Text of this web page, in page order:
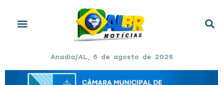
Anadia/AL, 6 de agosto de 2026